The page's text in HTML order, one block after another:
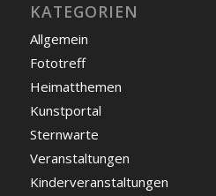
KATEGORIEN
Allgemein
Fototreff
Heimatthemen
Kunstportal
Sternwarte
Veranstaltungen
Kinderveranstaltungen